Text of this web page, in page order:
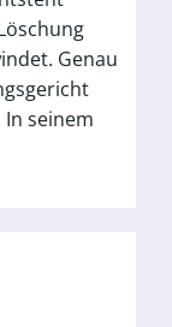
Genau
seinem